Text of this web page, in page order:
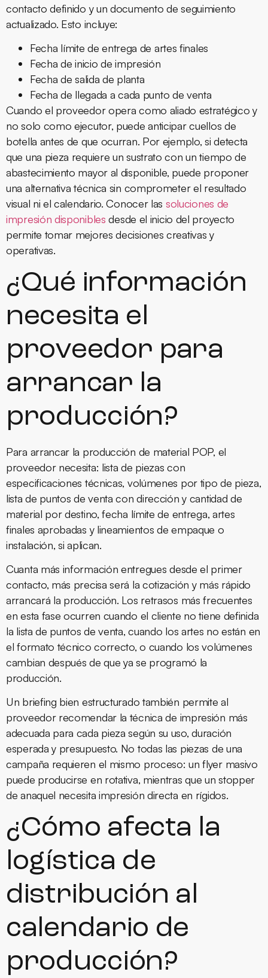
contacto definido y un documento de seguimiento
actualizado. Esto incluye:
Fecha límite de entrega de artes finales
Fecha de inicio de impresión
Fecha de salida de planta
Fecha de llegada a cada punto de venta
Cuando el proveedor opera como aliado estratégico y
no solo como ejecutor, puede anticipar cuellos de
botella antes de que ocurran. Por ejemplo, si detecta
que una pieza requiere un sustrato con un tiempo de
abastecimiento mayor al disponible, puede proponer
una alternativa técnica sin comprometer el resultado
visual ni el calendario. Conocer las soluciones de
impresión disponibles desde el inicio del proyecto
permite tomar mejores decisiones creativas y
operativas.
¿Qué información
necesita el
proveedor para
arrancar la
producción?
Para arrancar la producción de material POP, el
proveedor necesita: lista de piezas con
especificaciones técnicas, volúmenes por tipo de pieza,
lista de puntos de venta con dirección y cantidad de
material por destino, fecha límite de entrega, artes
finales aprobadas y lineamientos de empaque o
instalación, si aplican.
Cuanta más información entregues desde el primer
contacto, más precisa será la cotización y más rápido
arrancará la producción. Los retrasos más frecuentes
en esta fase ocurren cuando el cliente no tiene definida
la lista de puntos de venta, cuando los artes no están en
el formato técnico correcto, o cuando los volúmenes
cambian después de que ya se programó la
producción.
Un briefing bien estructurado también permite al
proveedor recomendar la técnica de impresión más
adecuada para cada pieza según su uso, duración
esperada y presupuesto. No todas las piezas de una
campaña requieren el mismo proceso: un flyer masivo
puede producirse en rotativa, mientras que un stopper
de anaquel necesita impresión directa en rígidos.
¿Cómo afecta la
logística de
distribución al
calendario de
producción?